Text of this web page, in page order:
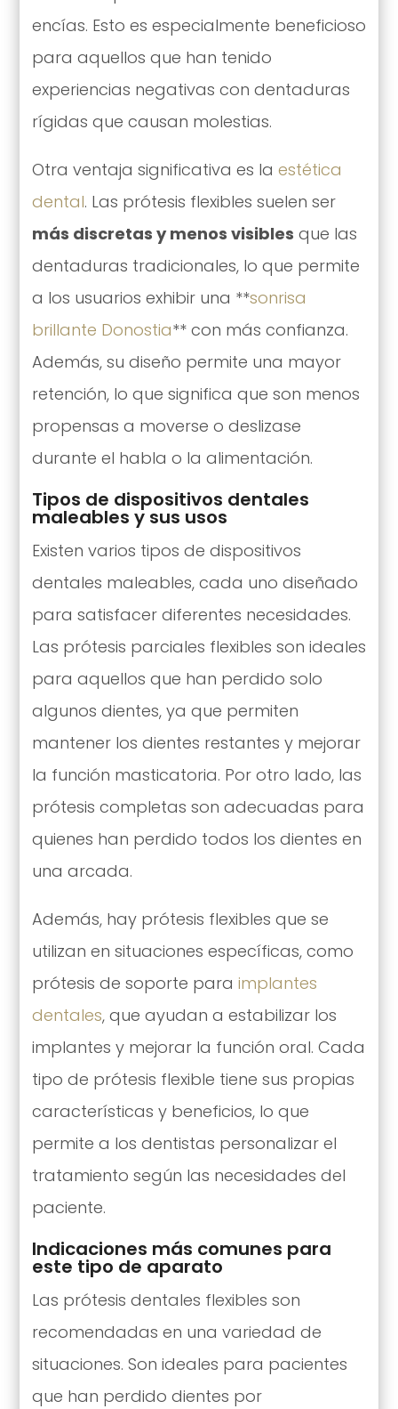
encías. Esto es especialmente beneficioso
para aquellos que han tenido
experiencias negativas con dentaduras
rígidas que causan molestias.
Otra ventaja significativa es la estética
dental. Las prótesis flexibles suelen ser
más discretas y menos visibles que las
dentaduras tradicionales, lo que permite
a los usuarios exhibir una **sonrisa
brillante Donostia** con más confianza.
Además, su diseño permite una mayor
retención, lo que significa que son menos
propensas a moverse o deslizase
durante el habla o la alimentación.
Tipos de dispositivos dentales
maleables y sus usos
Existen varios tipos de dispositivos
dentales maleables, cada uno diseñado
para satisfacer diferentes necesidades.
Las prótesis parciales flexibles son ideales
para aquellos que han perdido solo
algunos dientes, ya que permiten
mantener los dientes restantes y mejorar
la función masticatoria. Por otro lado, las
prótesis completas son adecuadas para
quienes han perdido todos los dientes en
una arcada.
Además, hay prótesis flexibles que se
utilizan en situaciones específicas, como
prótesis de soporte para implantes
dentales, que ayudan a estabilizar los
implantes y mejorar la función oral. Cada
tipo de prótesis flexible tiene sus propias
características y beneficios, lo que
permite a los dentistas personalizar el
tratamiento según las necesidades del
paciente.
Indicaciones más comunes para
este tipo de aparato
Las prótesis dentales flexibles son
recomendadas en una variedad de
situaciones. Son ideales para pacientes
que han perdido dientes por